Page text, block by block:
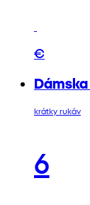
€
krátky rukáv
6